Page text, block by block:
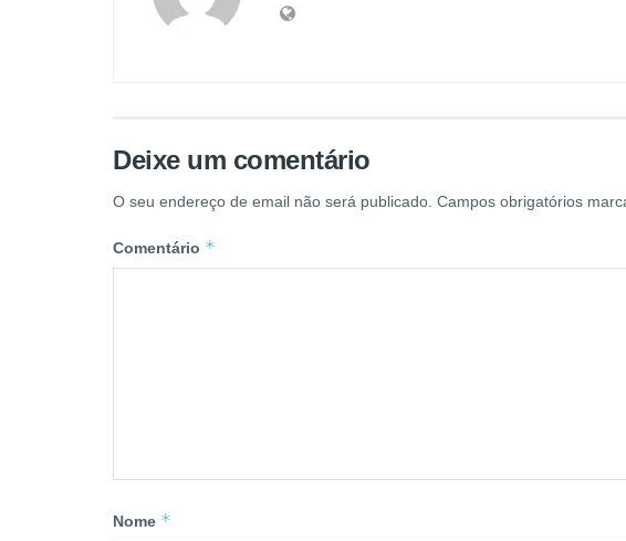
Deixe um comentário
O seu endereço de email não será publicado. Campos obrigatórios
Comentário *
Nome *